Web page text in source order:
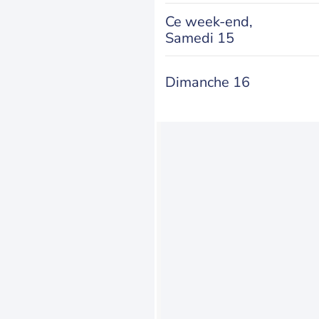
Ce week-end,
Samedi 15
Dimanche 16